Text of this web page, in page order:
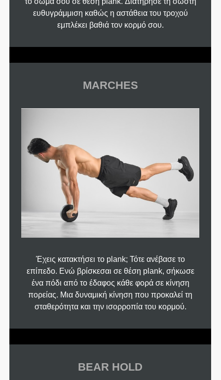
ευθυγράμμιση καθώς η αστάθεια του τροχού
εμπλέκει βαθιά τον κορμό σου.
MARCHES
Έχεις κατακτήσει το plank; Τότε ανέβασε το
επίπεδο. Ενώ βρίσκεσαι σε θέση plank, σήκωσε
ένα πόδι από το έδαφος κάθε φορά σε κίνηση
πορείας. Μια δυναμική κίνηση που προκαλεί τη
σταθερότητα και την ισορροπία του κορμού.
BEAR HOLD